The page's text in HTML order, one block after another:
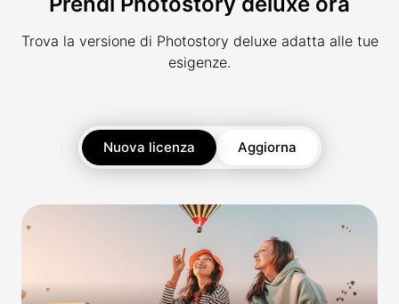
Trova la versione di Photostory deluxe adatta alle tue
esigenze.
Nuova licenza Aggiorna